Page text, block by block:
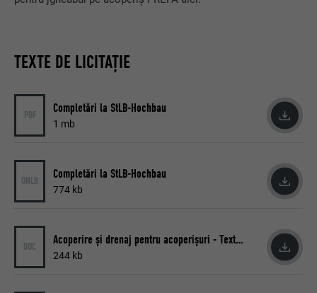
TEXTE DE LICITAȚIE
PDF Completări la StLB-Hochbau
1 mb
ONLB Completări la StLB-Hochbau
774 kb
DOC Acoperire și drenaj pentru acoperișuri - Texte pentru licitații
244 kb